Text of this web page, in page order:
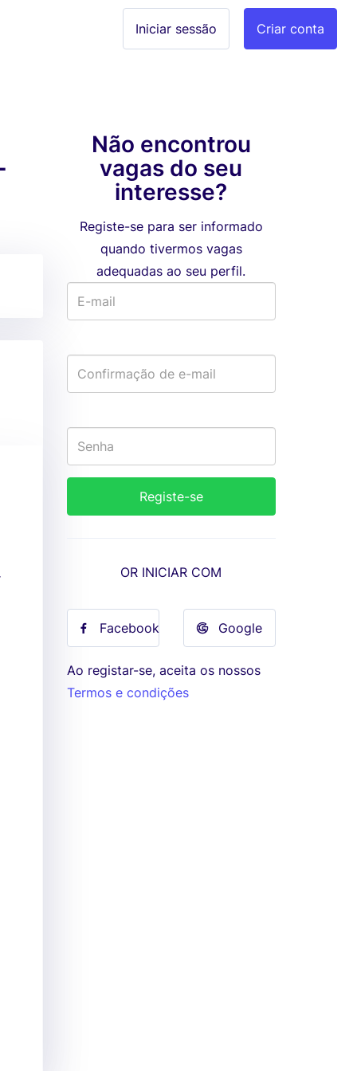
Criar conta
Iniciar sessão
Não encontrou
vagas do seu
interesse?
Registe-se para ser informado
quando tivermos vagas
adequadas ao seu perfil.
OR INICIAR COM
Facebook Google
Ao registar-se, aceita os nossos
Termos e condições